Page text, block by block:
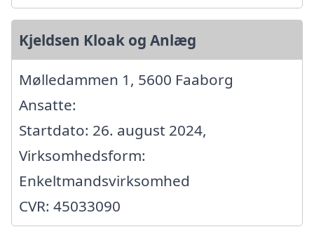
Kjeldsen Kloak og Anlæg
Mølledammen 1, 5600 Faaborg
Ansatte:
Startdato: 26. august 2024,
Virksomhedsform:
Enkeltmandsvirksomhed
CVR: 45033090